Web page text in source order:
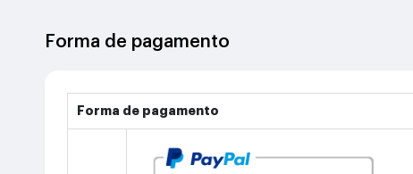
Forma de pagamento
Forma de pagamento